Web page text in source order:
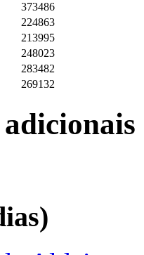
373486
224863
213995
248023
283482
269132